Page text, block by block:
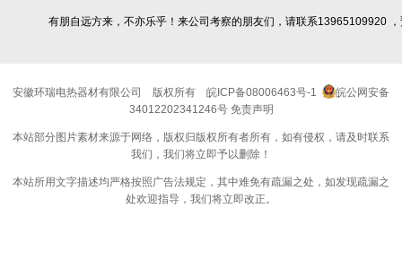
有朋自远方来，不亦乐乎！来公司考察的朋友们，请联系13965109920
安徽环瑞电热器材有限公司 版权所有 皖ICP备08006463号-1
皖公网安备
34012202341246号 免责声明
本站部分图片素材来源于网络，版权归版权所有者所有，如有侵权，请及时联系
我们，我们将立即予以删除！
本站所用文字描述均严格按照广告法规定，其中难免有疏漏之处，如发现疏漏之
处欢迎指导，我们将立即改正。